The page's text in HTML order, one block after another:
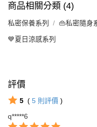
商品相關分類 (4)
私密保養系列 👜私密隨身
💙夏日涼感系列
評價
5 ( 5 則評價 )
q*****6